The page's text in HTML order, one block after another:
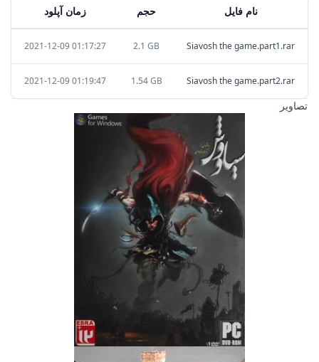
نام فایل حجم زمان آپلود
Siavosh the game.part1.rar
2.1 GB
2021-12-09 01:17:27
Siavosh the game.part2.rar
1.54 GB
2021-12-09 01:19:47
تصاویر